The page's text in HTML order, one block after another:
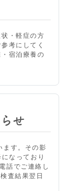
・軽症の方
考にしてく
宿泊療養の
せ
ます。その影
なっており
話でご連絡し
査結果翌日